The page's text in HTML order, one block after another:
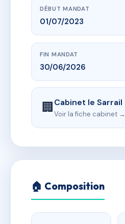
DÉBUT MANDAT
01/07/2023
FIN MANDAT
30/06/2026
🏢Cabinet le Sarrail
Voir la fiche cabinet →
🏠 Composition